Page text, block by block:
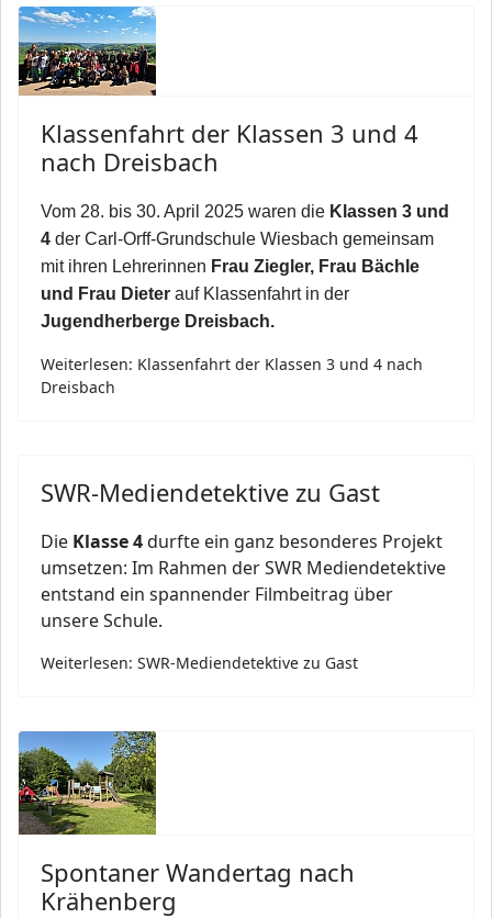
Klassenfahrt der Klassen 3 und 4
nach Dreisbach
Vom 28. bis 30. April 2025 waren die Klassen 3 und
4 der Carl-Orff-Grundschule Wiesbach gemeinsam
mit ihren Lehrerinnen Frau Ziegler, Frau Bächle
und Frau Dieter auf Klassenfahrt in der
Jugendherberge Dreisbach.
Weiterlesen: Klassenfahrt der Klassen 3 und 4 nach
Dreisbach
SWR-Mediendetektive zu Gast
Die Klasse 4durfte ein ganz besonderes Projekt
umsetzen: Im Rahmen der SWR Mediendetektive
entstand ein spannender Filmbeitrag über
unsere Schule.
Weiterlesen: SWR-Mediendetektive zu Gast
Spontaner Wandertag nach
Krähenberg